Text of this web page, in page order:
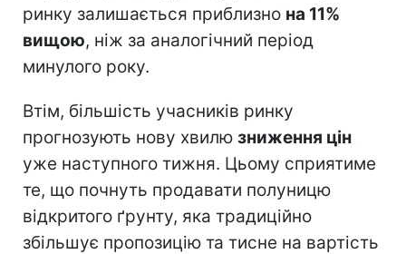
ринку залишається приблизно на 11%
вищою, ніж за аналогічний період
минулого року.
Втім, більшість учасників ринку
прогнозують нову хвилю зниження цін
уже наступного тижня. Цьому сприятиме
те, що почнуть продавати полуницю
відкритого ґрунту, яка традиційно
збільшує пропозицію та тисне на вартість